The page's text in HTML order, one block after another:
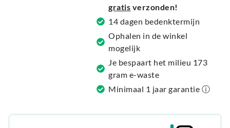
v
e
:
gratis verzonden!
14 dagen bedenktermijn
Ophalen in de winkel
mogelijk
Je bespaart het milieu 173
gram e-waste
Minimaal 1 jaar garantie ⓘ